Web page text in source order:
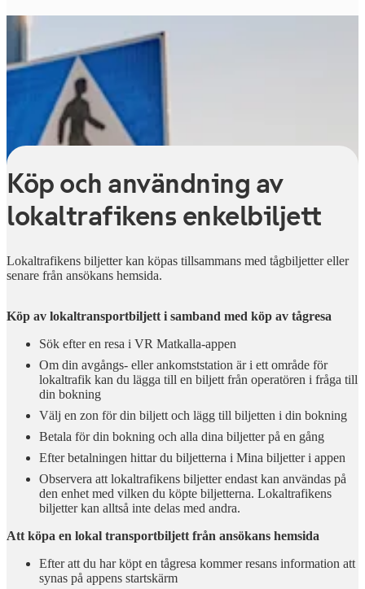
Köp och användning av
lokaltrafikens enkelbiljett
Lokaltrafikens biljetter kan köpas tillsammans med tågbiljetter eller
senare från ansökans hemsida.
Köp av lokaltransportbiljett i samband med köp av tågresa
Sök efter en resa i VR Matkalla-appen
Om din avgångs- eller ankomststation är i ett område för
lokaltrafik kan du lägga till en biljett från operatören i fråga till
din bokning
Välj en zon för din biljett och lägg till biljetten i din bokning
Betala för din bokning och alla dina biljetter på en gång
Efter betalningen hittar du biljetterna i Mina biljetter i appen
Observera att lokaltrafikens biljetter endast kan användas på
den enhet med vilken du köpte biljetterna. Lokaltrafikens
biljetter kan alltså inte delas med andra.
Att köpa en lokal transportbiljett från ansökans hemsida
Efter att du har köpt en tågresa kommer resans information att
synas på appens startskärm